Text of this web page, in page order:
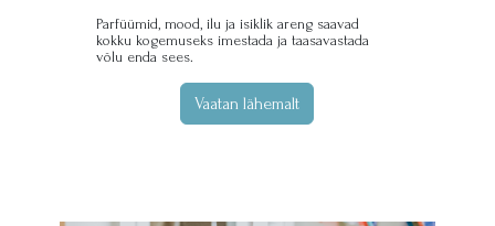
Parfüümid, mood, ilu ja isiklik areng saavad
kokku kogemuseks imestada ja taasavastada
võlu enda sees.
Vaatan lähemalt